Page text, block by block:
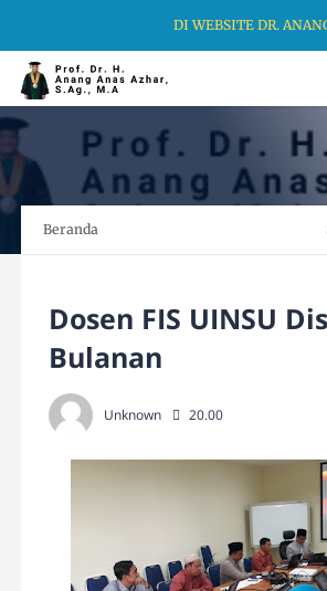
DI WEBSITE DR.
Beranda
Dosen FIS UINSU
Bulanan
Unknown 20.00